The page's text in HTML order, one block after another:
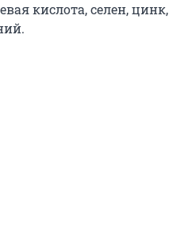
кислота, селен, цинк,